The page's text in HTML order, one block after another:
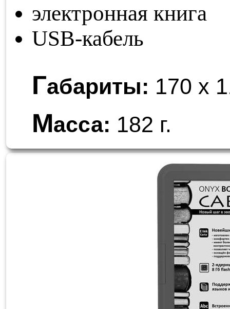
электронная книга
USB-кабель
Габариты: 170 x
Масса: 182 г.